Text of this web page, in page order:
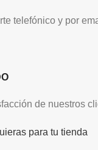
telefónico y por
de nuestros